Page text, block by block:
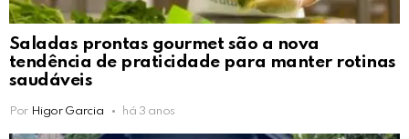
Saladas prontas gourmet são a nova
tendência de praticidade para manter rotinas
saudáveis
Por Higor Garcia há 3 anos